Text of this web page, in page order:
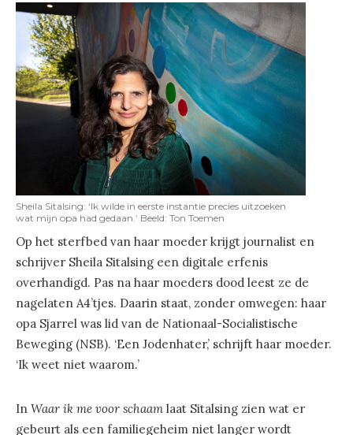
Sheila Sitalsing: ‘Ik wilde in eerste instantie precies uitzoeken
wat mijn opa had gedaan.’ Beeld: Ton Toemen
Op het sterfbed van haar moeder krijgt journalist en
schrijver Sheila Sitalsing een digitale erfenis
overhandigd. Pas na haar moeders dood leest ze de
nagelaten A4’tjes. Daarin staat, zonder omwegen: haar
opa Sjarrel was lid van de Nationaal-Socialistische
Beweging (NSB). ‘Een Jodenhater,’ schrijft haar moeder.
‘Ik weet niet waarom.’
In Waar ik me voor schaam laat Sitalsing zien wat er
gebeurt als een familiegeheim niet langer wordt